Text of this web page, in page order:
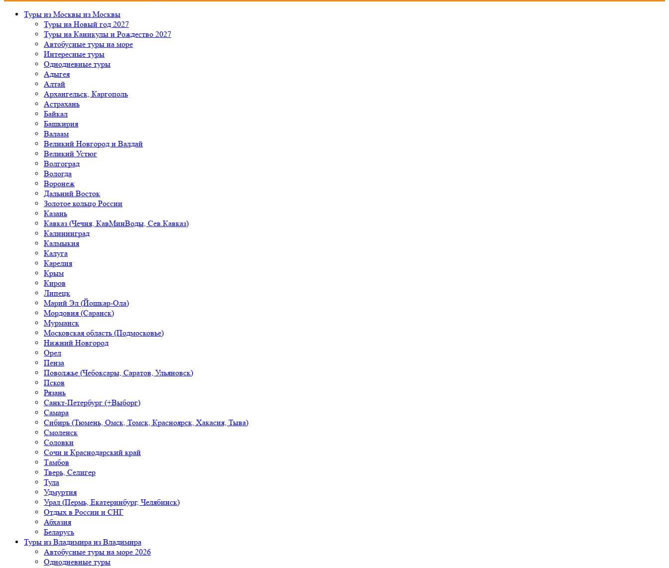
Туры из Москвы из Москвы
Туры на Новый год 2027
Туры на Каникулы и Рождество 2027
Автобусные туры на море
Интересные туры
Однодневные туры
Адыгея
Алтай
Архангельск, Каргополь
Астрахань
Байкал
Башкирия
Валаам
Великий Новгород и Валдай
Великий Устюг
Волгоград
Вологда
Воронеж
Дальний Восток
Золотое кольцо России
Казань
Кавказ (Чечня, КавМинВоды, Сев.Кавказ)
Калининград
Калмыкия
Калуга
Карелия
Крым
Киров
Липецк
Марий Эл (Йошкар-Ола)
Мордовия (Саранск)
Мурманск
Московская область (Подмосковье)
Нижний Новгород
Орел
Пенза
Поволжье (Чебоксары, Саратов, Ульяновск)
Псков
Рязань
Санкт-Петербург (+Выборг)
Самара
Сибирь (Тюмень, Омск, Томск, Красноярск, Хакасия, Тыва)
Смоленск
Соловки
Сочи и Краснодарский край
Тамбов
Тверь, Селигер
Тула
Удмуртия
Урал (Пермь, Екатеринбург, Челябинск)
Отдых в России и СНГ
Абхазия
Беларусь
Туры из Владимира из Владимира
Автобусные туры на море 2026
Однодневные туры